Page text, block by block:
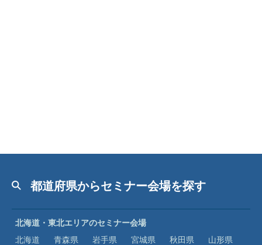
都道府県からセミナー会場を探す
北海道・東北エリアのセミナー会場
北海道
青森県 岩手県 宮城県 秋田県
山形県